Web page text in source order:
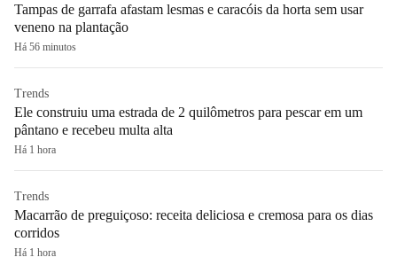
Tampas de garrafa afastam lesmas e caracóis da horta sem usar
veneno na plantação
Há 56 minutos
Trends
Ele construiu uma estrada de 2 quilômetros para pescar em um
pântano e recebeu multa alta
Há 1 hora
Trends
Macarrão de preguiçoso: receita deliciosa e cremosa para os dias
corridos
Há 1 hora